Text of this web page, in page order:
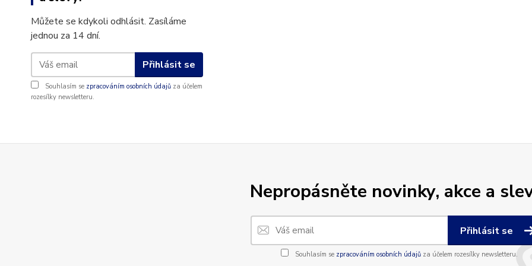
Můžete se kdykoli odhlásit. Zasíláme
jednou za 14 dní.
Přihlásit se
Souhlasím se zpracováním osobních údajů za účelem
rozesílky newsletteru.
Nepropásněte novinky, akce a
Přihlásit se
Souhlasím se zpracováním osobních údajůza účelem rozesílky newsletteru.